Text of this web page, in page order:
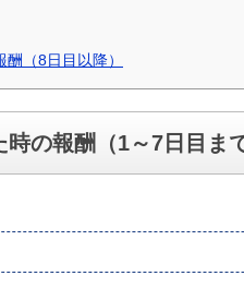
（8日目以降）
時の報酬（1～7日目ま